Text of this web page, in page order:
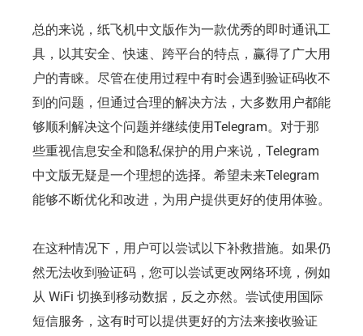
总的来说，纸飞机中文版作为一款优秀的即时通讯工
具，以其安全、快速、跨平台的特点，赢得了广大用
户的青睐。尽管在使用过程中有时会遇到验证码收不
到的问题，但通过合理的解决方法，大多数用户都能
够顺利解决这个问题并继续使用Telegram。对于那
些重视信息安全和隐私保护的用户来说，Telegram
中文版无疑是一个理想的选择。希望未来Telegram
能够不断优化和改进，为用户提供更好的使用体验。
在这种情况下，用户可以尝试以下补救措施。如果仍
然无法收到验证码，您可以尝试更改网络环境，例如
从 WiFi 切换到移动数据，反之亦然。尝试使用国际
短信服务，这有时可以提供更好的方法来接收验证